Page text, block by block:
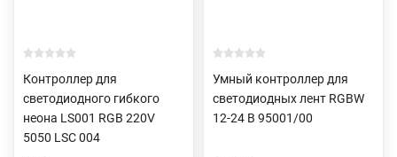
Контроллер для
светодиодного гибкого
неона LS001 RGB 220V
5050 LSC 004
Умный контроллер для
светодиодных лент RGBW
12-24 В 95001/00